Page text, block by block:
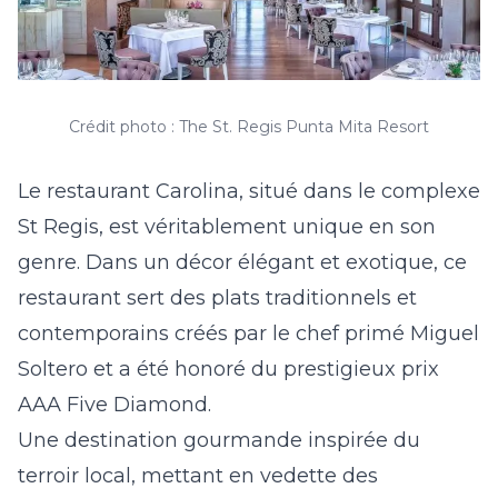
Crédit photo : The St. Regis Punta Mita Resort
Le restaurant Carolina, situé dans le complexe
St Regis, est véritablement unique en son
genre. Dans un décor élégant et exotique, ce
restaurant sert des plats traditionnels et
contemporains créés par le chef primé Miguel
Soltero et a été honoré du prestigieux prix
AAA Five Diamond.
Une destination gourmande inspirée du
terroir local, mettant en vedette des